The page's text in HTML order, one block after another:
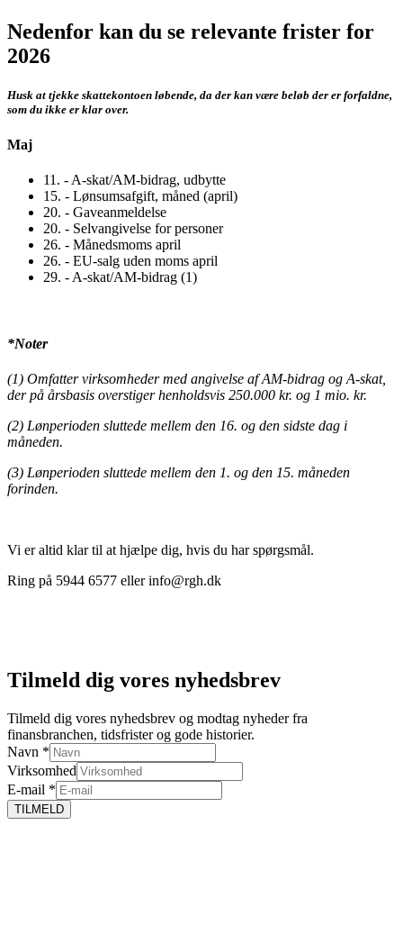
Nedenfor kan du se relevante frister for
2026
Husk at tjekke skattekontoen løbende, da der kan være beløb der er forfaldne,
som du ikke er klar over.
Maj
11. - A-skat/AM-bidrag, udbytte
15. - Lønsumsafgift, måned (april)
20. - Gaveanmeldelse
20. - Selvangivelse for personer
26. - Månedsmoms april
26. - EU-salg uden moms april
29. - A-skat/AM-bidrag (1)
*Noter
(1) Omfatter virksomheder med angivelse af AM-bidrag og A-skat,
der på årsbasis overstiger henholdsvis 250.000 kr. og 1 mio. kr.
(2) Lønperioden sluttede mellem den 16. og den sidste dag i
måneden.
(3) Lønperioden sluttede mellem den 1. og den 15. måneden
forinden.
Vi er altid klar til at hjælpe dig, hvis du har spørgsmål.
Ring på 5944 6577 eller info@rgh.dk
Tilmeld dig vores nyhedsbrev
Tilmeld dig vores nyhedsbrev og modtag nyheder fra
finansbranchen, tidsfrister og gode historier.
Navn *
Virksomhed
E-mail *
TILMELD